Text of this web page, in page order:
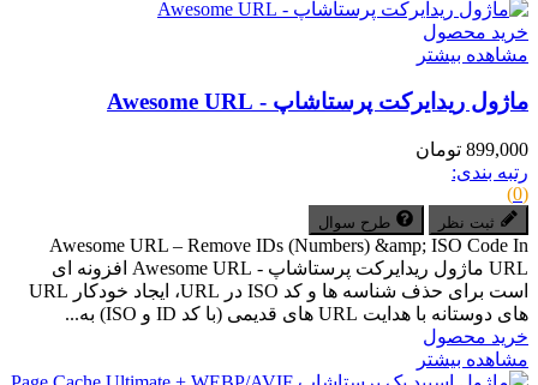
خرید محصول
مشاهده بیشتر
ماژول ریدایرکت پرستاشاپ - Awesome URL
899,000 تومان
رتبه بندی:
(0)
ثبت نظر طرح سوال
Awesome URL – Remove IDs (Numbers) &amp; ISO Code In
URL ماژول ریدایرکت پرستاشاپ - Awesome URL افزونه ای
است برای حذف شناسه ها و کد ISO در URL، ایجاد خودکار URL
های دوستانه با هدایت URL های قدیمی (با کد ID و ISO) به...
خرید محصول
مشاهده بیشتر